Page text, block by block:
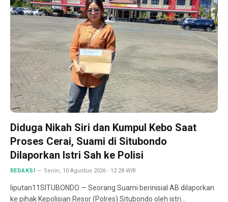
Diduga Nikah Siri dan Kumpul Kebo Saat
Proses Cerai, Suami di Situbondo
Dilaporkan Istri Sah ke Polisi
REDAKSI Senin, 10 Agustus 2026 - 12:28 WIB
liputan11SITUBONDO — Seorang Suami berinisial AB dilaporkan
ke pihak Kepolisian Resor (Polres) Situbondo oleh istri…